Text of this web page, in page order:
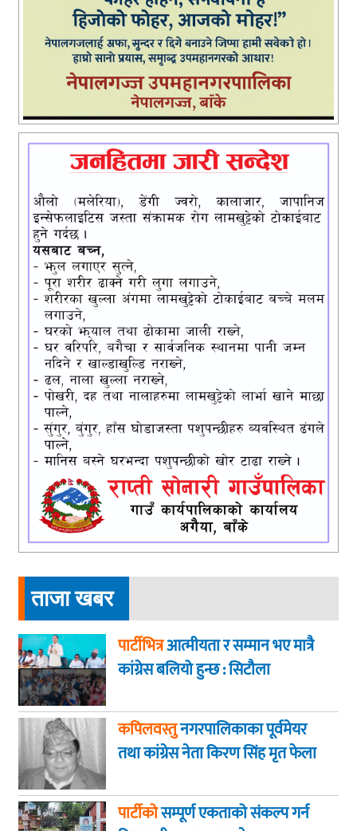
ताजा खबर
पार्टीभित्रआत्मीयता र सम्मान भए मात्रै
कांग्रेस बलियो हुन्छ : सिटौला
कपिलवस्तुनगरपालिकाका पूर्वमेयर
तथा कांग्रेस नेता किरण सिंह मृत फेला
पार्टीकोसम्पूर्ण एकताको संकल्प गर्न